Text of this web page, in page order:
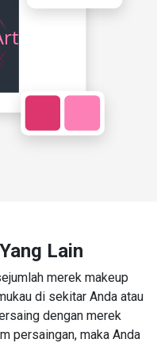
Lain
merek makeup
di sekitar Anda atau
dengan merek
persaingan, maka Anda